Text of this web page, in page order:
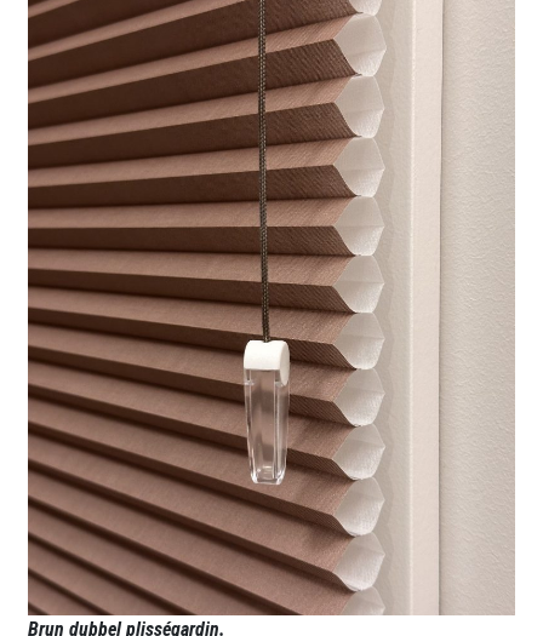
Brun dubbel plisségardin.